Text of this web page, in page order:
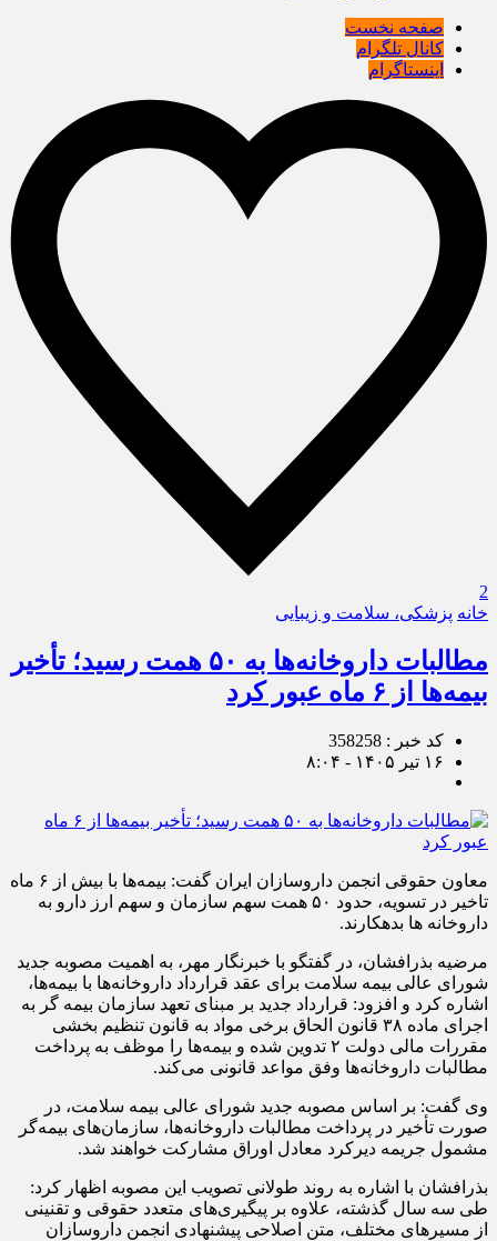
صفحه نخست
کانال تلگرام
اینستاگرام
2
خانه پزشکی، سلامت و زیبایی
مطالبات داروخانه‌ها به ۵۰ همت رسید؛ تأخیر
بیمه‌ها از ۶ ماه عبور کرد
کد خبر : 358258
۱۶ تیر ۱۴۰۵ - ۸:۰۴
معاون حقوقی انجمن داروسازان ایران گفت: بیمه‌ها با بیش از ۶ ماه
تاخیر در تسویه، حدود ۵۰ همت سهم سازمان و سهم ارز دارو به
داروخانه ها بدهکارند.
مرضیه بذرافشان، در گفتگو با خبرنگار مهر، به اهمیت مصوبه جدید
شورای عالی بیمه سلامت برای عقد قرارداد داروخانه‌ها با بیمه‌ها،
اشاره‌ کرد و افزود: قرارداد جدید بر مبنای تعهد سازمان بیمه گر به
اجرای ماده ۳۸ قانون الحاق برخی مواد به قانون تنظیم بخشی
مقررات مالی دولت ۲ تدوین شده و بیمه‌ها را موظف به پرداخت
مطالبات داروخانه‌ها وفق مواعد قانونی می‌کند.
وی گفت: بر اساس مصوبه جدید شورای عالی بیمه سلامت، در
صورت تأخیر در پرداخت مطالبات داروخانه‌ها، سازمان‌های بیمه‌گر
مشمول جریمه دیرکرد معادل اوراق مشارکت خواهند شد.
بذرافشان با اشاره به روند طولانی تصویب این مصوبه اظهار کرد:
طی سه سال گذشته، علاوه بر پیگیری‌های متعدد حقوقی و تقنینی
از مسیرهای مختلف، متن اصلاحی پیشنهادی انجمن داروسازان